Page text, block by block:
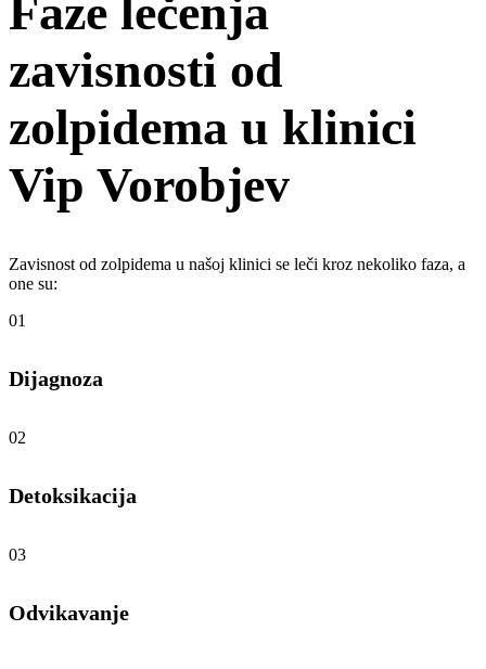
Faze lečenja
zavisnosti od
zolpidema u klinici
Vip Vorobjev
Zavisnost od zolpidema u našoj klinici se leči kroz nekoliko faza, a
one su:
01
Dijagnoza
02
Detoksikacija
03
Odvikavanje